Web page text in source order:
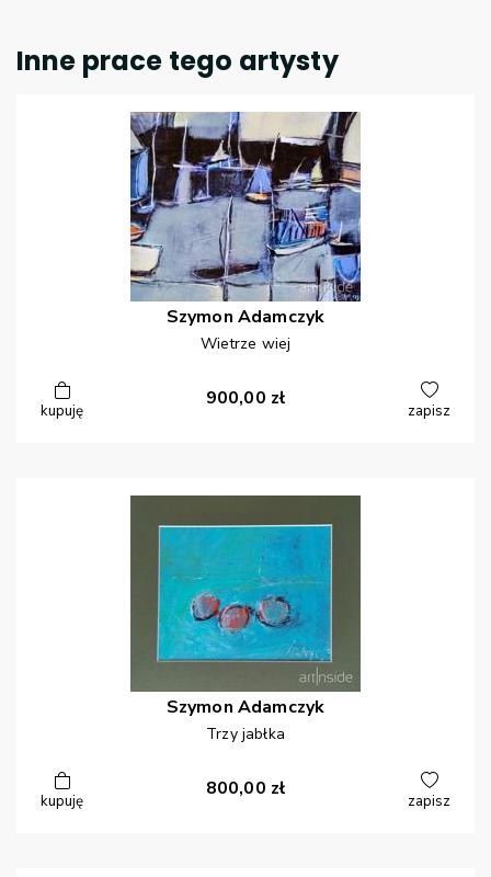
Inne prace tego artysty
Szymon Adamczyk
Wietrze wiej
kupuję
900,00 zł
zapisz
Szymon Adamczyk
Trzy jabłka
kupuję
800,00 zł
zapisz